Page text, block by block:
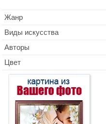
Жанр
Виды искусства
Авторы
Цвет